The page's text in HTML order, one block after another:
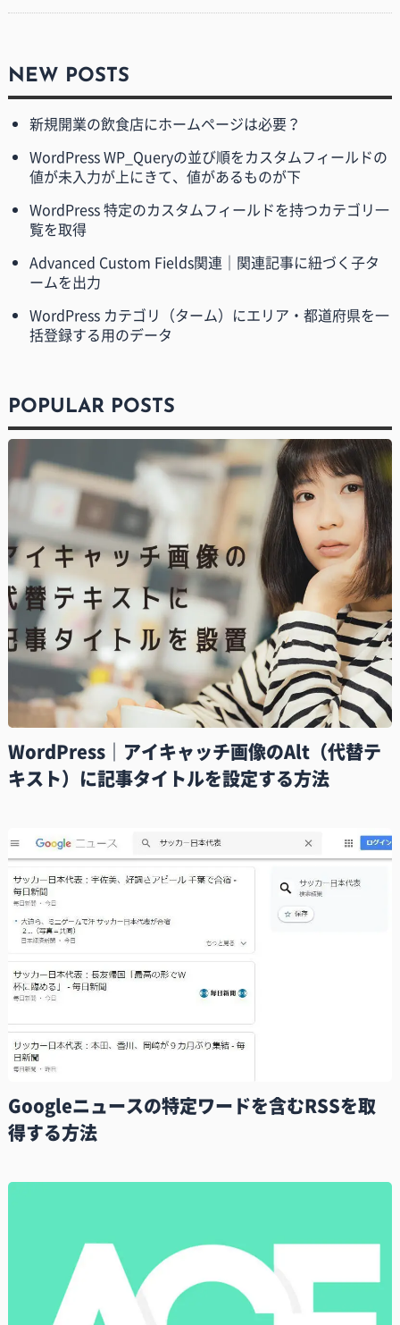
NEW POSTS
新規開業の飲食店にホームページは必要？
WordPress WP_Queryの並び順をカスタムフィールドの
値が未入力が上にきて、値があるものが下
WordPress 特定のカスタムフィールドを持つカテゴリ一
覧を取得
Advanced Custom Fields関連｜関連記事に紐づく子タ
ームを出力
WordPress カテゴリ（ターム）にエリア・都道府県を一
括登録する用のデータ
POPULAR POSTS
WordPress｜アイキャッチ画像のAlt（代替テ
キスト）に記事タイトルを設定する方法
Googleニュースの特定ワードを含むRSSを取
得する方法